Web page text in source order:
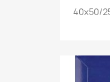
40x50/